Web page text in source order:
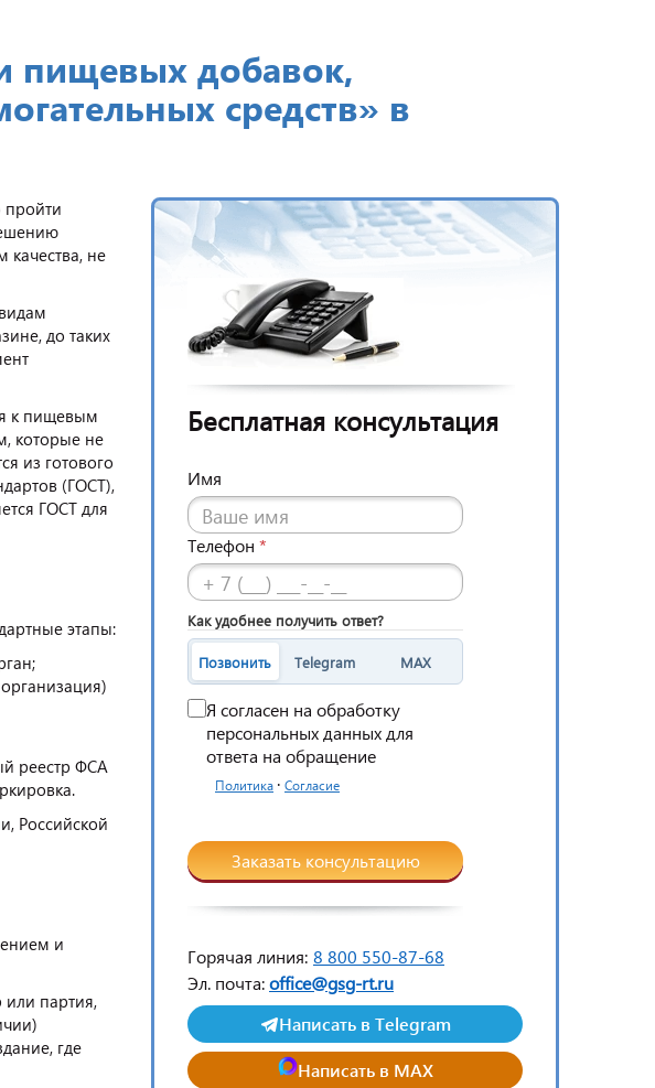
пищевых добавок,
средств» в
пройти
качества, не
до таких
к пищевым
которые не
из готового
(ГОСТ),
ГОСТ для
этапы:
реестр ФСА
Российской
и
или партия,
где
Бесплатная консультация
Имя
Телефон *
Как удобнее получить ответ?
Позвонить Telegram MAX
Я согласен на обработку
персональных данных для
ответа на обращение
Политика · Согласие
Заказать консультацию
Горячая линия: 8 800 550-87-68
Эл. почта:office@gsg-rt.ru
Написать в Telegram
Написать в MAX